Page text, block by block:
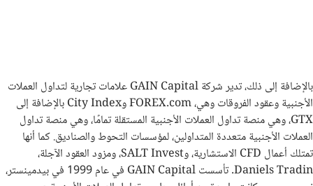
بالإضافة إلى ذلك، تدير شركة GAIN Capital علامات تجارية لتداول العملات
الأجنبية وعقود الفروقات وهي، FOREX.com وCity Index بالإضافة إلى
GTX، وهي منصة تداول العملات الأجنبية المستقلة تمامًا، وهي منصة تداول
العملات الأجنبية متعددة المتداولين، لمؤسسات التحوط والصناديق. كما أنها
تمتلك أعمال CFD الاستشارية، وSALT Invest، ومزود العقود الآجلة،
Daniels Tradin. تأسست GAIN Capital في عام 1999 في بيدمينستر،